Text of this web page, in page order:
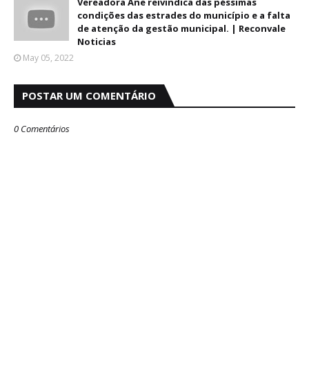
condições das estrades do município e a falta
de atenção da gestão municipal. | Reconvale
Noticias
May 05, 2022
POSTAR UM COMENTÁRIO
0 Comentários